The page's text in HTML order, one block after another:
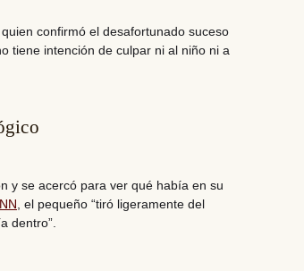
confirmó el desafortunado suceso
tiene intención de culpar ni al niño ni a
y se acercó para ver qué había en su
, el pequeño “tiró ligeramente del
dentro”.